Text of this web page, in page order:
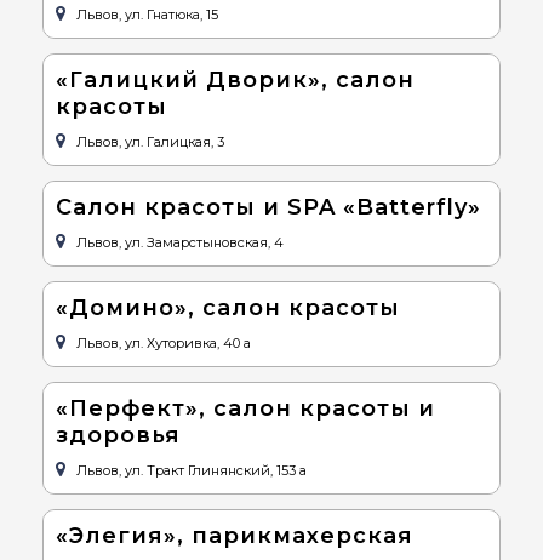
Львов, ул. Гнатюка, 15
«Галицкий Дворик», салон
красоты
Львов, ул. Галицкая, 3
Салон красоты и SPA «Batterfly»
Львов, ул. Замарстыновская, 4
«Домино», салон красоты
Львов, ул. Хуторивка, 40 а
«Перфект», салон красоты и
здоровья
Львов, ул. Тракт Глинянский, 153 а
«Элегия», парикмахерская